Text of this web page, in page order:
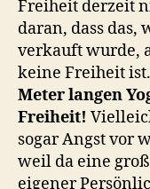
Freiheit derzeit
daran, dass das,
verkauft wurde,
keine Freiheit ist.
Meter langen
Freiheit!
sogar Angst vor
weil da eine
eigener